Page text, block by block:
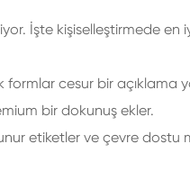
İşte kişiselleştirmede en
formlar cesur bir açıklama
bir dokunuş ekler.
etiketler ve çevre dostu